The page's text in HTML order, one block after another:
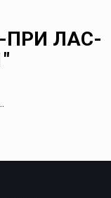
ПРИ ЛАС-